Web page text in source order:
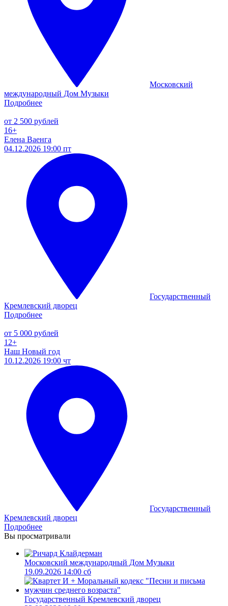
Московский
международный Дом Музыки
Подробнее
от 2 500 рублей
16+
Елена Ваенга
04.12.2026 19:00 пт
Государственный
Кремлевский дворец
Подробнее
от 5 000 рублей
12+
Наш Новый год
10.12.2026 19:00 чт
Государственный
Кремлевский дворец
Подробнее
Вы просматривали
Московский международный Дом Музыки
19.09.2026 14:00 сб
Государственный Кремлевский дворец